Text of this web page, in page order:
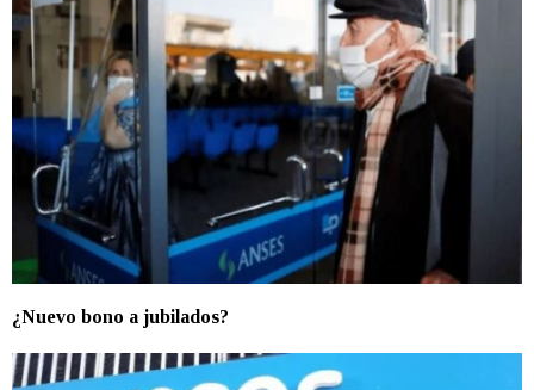
¿Nuevo bono a jubilados?